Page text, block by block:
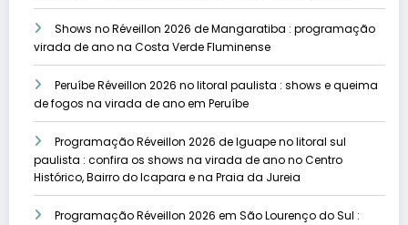
Shows no Réveillon 2026 de Mangaratiba : programação
virada de ano na Costa Verde Fluminense
Peruíbe Réveillon 2026 no litoral paulista : shows e queima
de fogos na virada de ano em Peruíbe
Programação Réveillon 2026 de Iguape no litoral sul
paulista : confira os shows na virada de ano no Centro
Histórico, Bairro do Icapara e na Praia da Jureia
Programação Réveillon 2026 em São Lourenço do Sul :